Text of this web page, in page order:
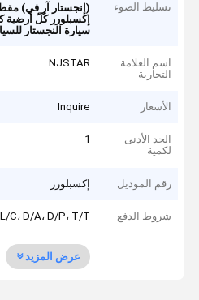
تسليط الضوء (إنجستار آر في)
إكسبلورر كُلّ أرضية
سيارة النجستار
اسم العلامة
التجارية
NJSTAR
الأسعار Inquire
الحد الأدنى
لكمية
1
رقم الموديل إكسبلورر
شروط الدفع L/C، D/A، D/P، T/T
عرض المزيد